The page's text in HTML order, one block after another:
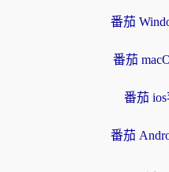
番茄
番茄
番茄
番茄